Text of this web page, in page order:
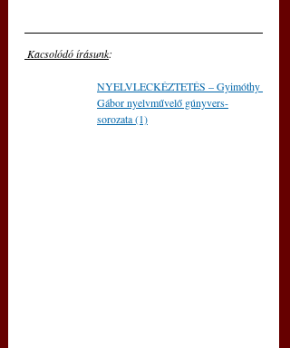
Kacsolódó írásunk:
NYELVLECKÉZTETÉS – Gyimóthy
Gábor nyelvművelő gúnyvers-
sorozata (1)